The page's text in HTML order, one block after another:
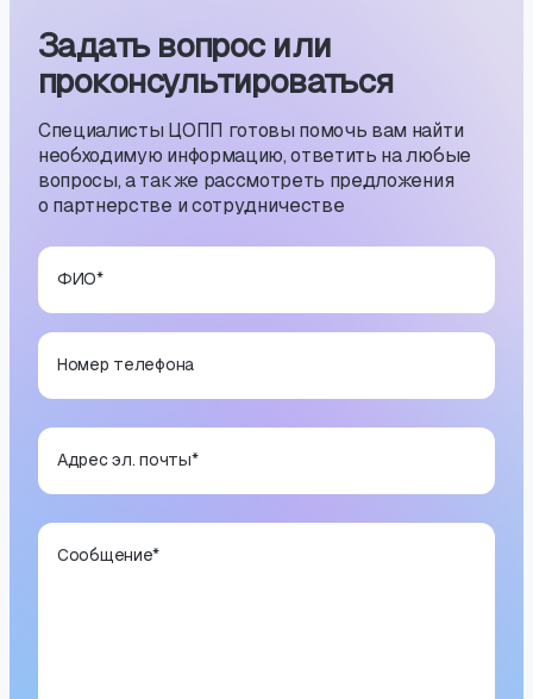
Задать вопрос или
проконсуль­тиро­ваться
Специалисты ЦОПП готовы помочь вам найти
необходимую информацию, ответить на любые
вопросы, а также рассмотреть предложения
о партнерстве и сотрудничестве
ФИО*
Номер телефона
Адрес эл. почты*
Сообщение*